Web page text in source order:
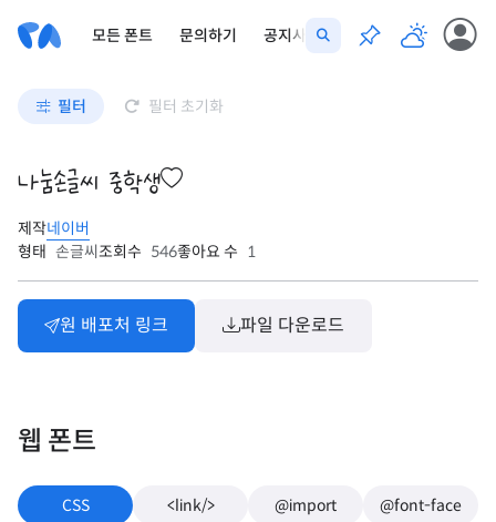
모든 폰트 문의하기 공지사항
필터 필터 초기화
나눔손글씨 중학생
제작네이버
형태 손글씨조회수 546좋아요 수 1
원 배포처 링크 파일 다운로드
웹 폰트
CSS <link/> @import @font-face